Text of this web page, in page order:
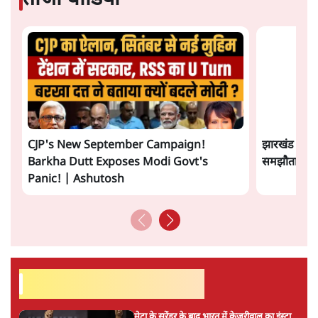
प्रमोद मल्लिककी और स्टोरी पढ़ें
अगली खबर लोड हो रही है...
ताजा खबरें
का 'Kya Bolti Public' अभियान, चुनाव नहीं
लड़ेगी CJP!
विश्लेषण